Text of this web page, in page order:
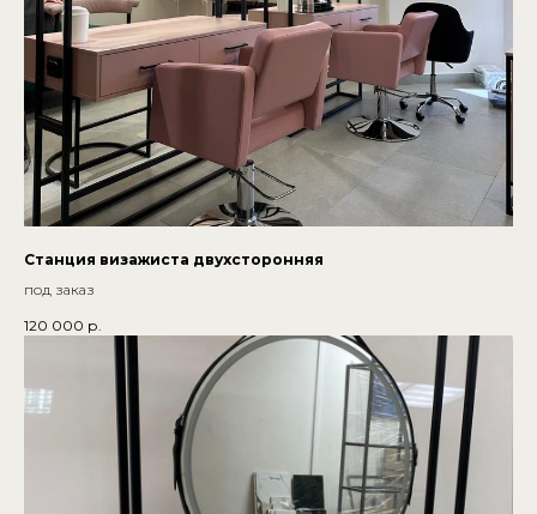
Станция визажиста двухсторонняя
под заказ
120 000 р.